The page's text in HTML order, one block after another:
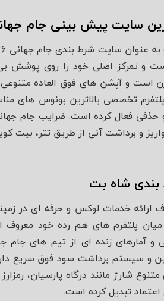
سایت پیش بینی جام جهانی
شرط بندی جام جهانی 2026 برای فارسی زبان ها با آدرس اینترنتی:
و تمرکز اصلی خود را روی پوشش
است و آپشن‌ های فوق‌ العاده متنوعی
تخصصی بالاترین بونوس‌ های
فعال کرده است. ضرایب جام
و برداشت آنی از طریق تتر، بیت
شاه بت
ارائه خدمات لوکس و حرفه‌ ای در
میان پلتفرم‌ های هم‌ رده خود
و سیستم برداشت سود فوق‌ سریع
شارژ مانند درگاه پارسیان،
تبدیل کرده است.